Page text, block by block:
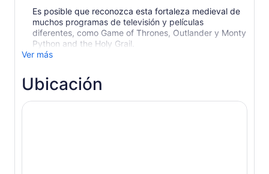
Es posible que reconozca esta fortaleza medieval de
muchos programas de televisión y películas
diferentes, como Game of Thrones, Outlander y Monty
Python and the Holy Grail.
Ver más
Ubicación